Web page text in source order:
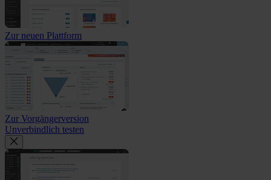
Zur neuen Plattform
Zur Vorgängerversion
Unverbindlich testen